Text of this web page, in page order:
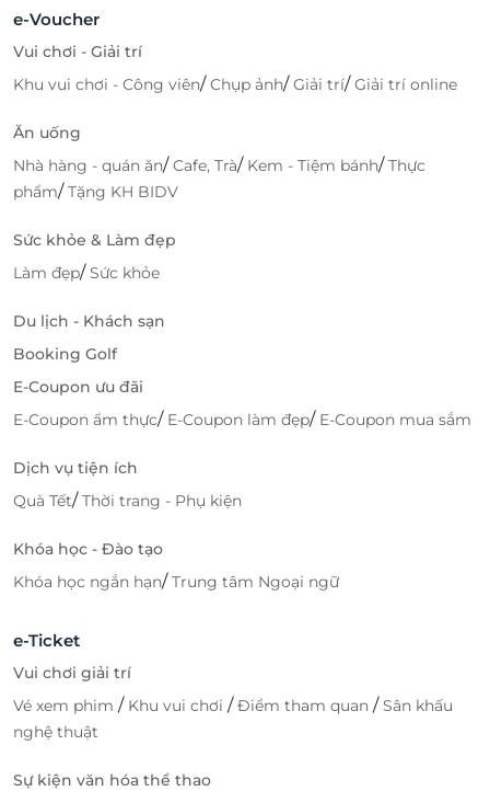
e-Voucher
Vui chơi - Giải trí
Khu vui chơi - Công viên/Chụp ảnh/Giải trí/Giải trí online
Ăn uống
Nhà hàng - quán ăn/Cafe, Trà/ Kem - Tiệm bánh/Thực
phẩm/Tặng KH BIDV
Sức khỏe & Làm đẹp
Làm đẹp/Sức khỏe
Du lịch - Khách sạn
Booking Golf
E-Coupon ưu đãi
E-Coupon ẩm thực/ E-Coupon làm đẹp/ E-Coupon mua sắm
Dịch vụ tiện ích
Quà Tết/Thời trang - Phụ kiện
Khóa học - Đào tạo
Khóa học ngắn hạn/Trung tâm Ngoại ngữ
e-Ticket
Vui chơi giải trí
Vé xem phim / Khu vui chơi /Điểm tham quan /Sân khấu
nghệ thuật
Sự kiện văn hóa thể thao